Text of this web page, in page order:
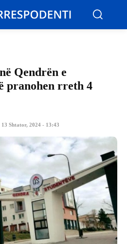
Qendrën e
pranohen rreth 4
13 Shtator, 2024 - 13:43